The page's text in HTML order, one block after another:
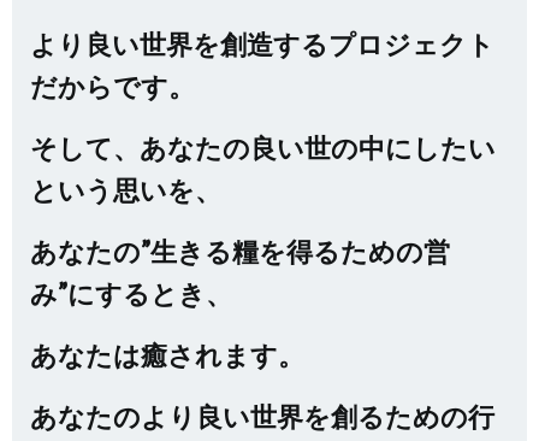
より良い世界を創造するプロジェクト
だからです。
そして、あなたの良い世の中にしたい
という思いを、
あなたの”生きる糧を得るための営
み”にするとき、
あなたは癒されます。
あなたのより良い世界を創るための行